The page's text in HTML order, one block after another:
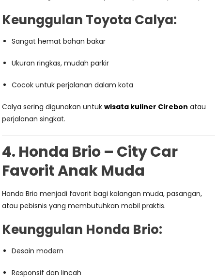
Keunggulan Toyota Calya:
Sangat hemat bahan bakar
Ukuran ringkas, mudah parkir
Cocok untuk perjalanan dalam kota
Calya sering digunakan untukwisata kuliner Cirebon atau
perjalanan singkat.
4. Honda Brio – City Car
Favorit Anak Muda
Honda Brio menjadi favorit bagi kalangan muda, pasangan,
atau pebisnis yang membutuhkan mobil praktis.
Keunggulan Honda Brio:
Desain modern
Responsif dan lincah